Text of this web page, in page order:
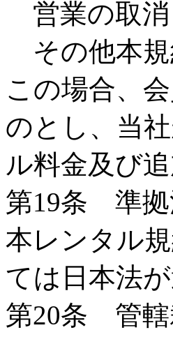
営業の取消
その他本規
この場合、
のとし、当
ル料金及び
第19条 準拠
本レンタル
ては日本法
第20条 管轄